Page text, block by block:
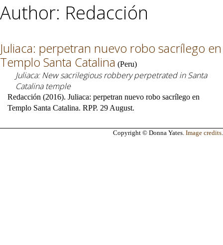
Author: Redacción
Juliaca: perpetran nuevo robo sacrílego en
Templo Santa Catalina (Peru)
Juliaca: New sacrilegious robbery perpetrated in Santa
Catalina temple
Redacción (2016). Juliaca: perpetran nuevo robo sacrílego en
Templo Santa Catalina. RPP. 29 August.
Copyright © Donna Yates. Image credits